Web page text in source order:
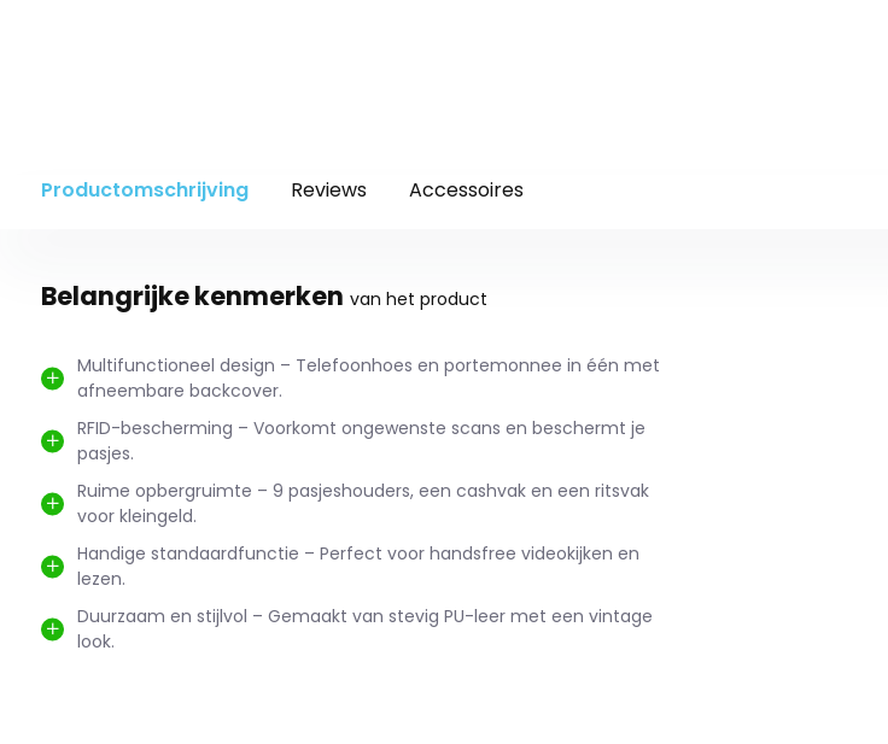
Productomschrijving Reviews Accessoires
Belangrijke kenmerken van het product
Multifunctioneel design – Telefoonhoes en portemonnee in één met
afneembare backcover.
RFID-bescherming – Voorkomt ongewenste scans en beschermt je
pasjes.
Ruime opbergruimte – 9 pasjeshouders, een cashvak en een ritsvak
voor kleingeld.
Handige standaardfunctie – Perfect voor handsfree videokijken en
lezen.
Duurzaam en stijlvol – Gemaakt van stevig PU-leer met een vintage
look.